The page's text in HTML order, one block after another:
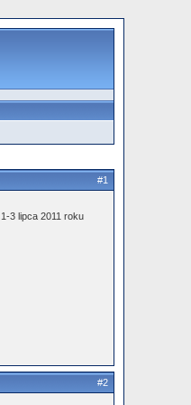
#1
3 lipca 2011 roku
#2